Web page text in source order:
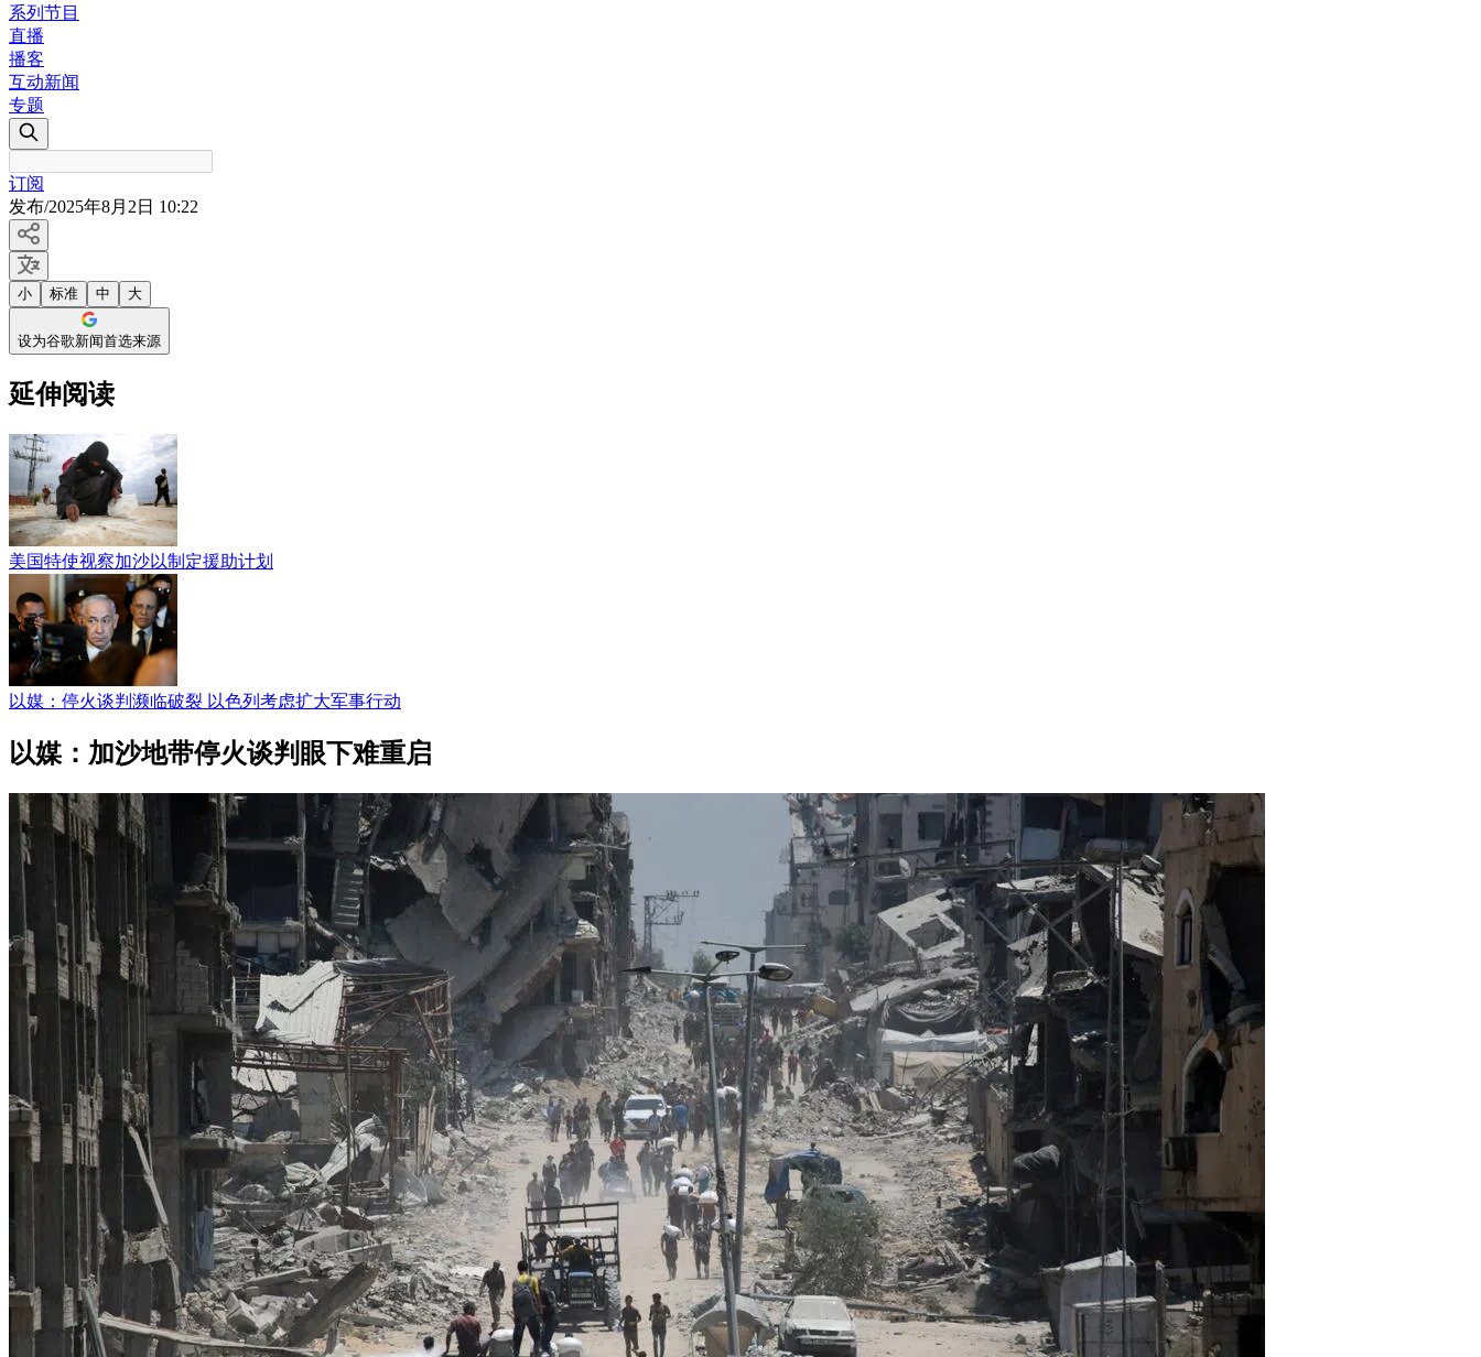
系列节目
直播
播客
互动新闻
专题
订阅
发布/2025年8月2日 10:22
小 标准 中 大
设为谷歌新闻首选来源
延伸阅读
美国特使视察加沙以制定援助计划
以媒：停火谈判濒临破裂 以色列考虑扩大军事行动
以媒：加沙地带停火谈判眼下难重启